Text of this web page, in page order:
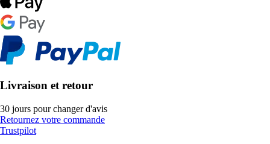
Livraison et retour
30 jours pour changer d'avis
Retournez votre commande
Trustpilot